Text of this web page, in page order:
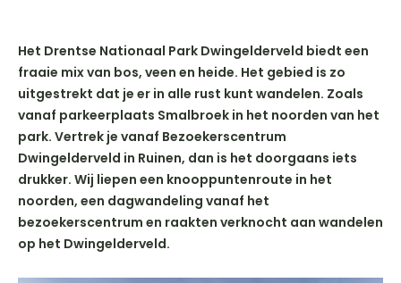
Het Drentse Nationaal Park Dwingelderveld biedt een
fraaie mix van bos, veen en heide. Het gebied is zo
uitgestrekt dat je er in alle rust kunt wandelen. Zoals
vanaf parkeerplaats Smalbroek in het noorden van het
park. Vertrek je vanaf Bezoekerscentrum
Dwingelderveld in Ruinen, dan is het doorgaans iets
drukker. Wij liepen een knooppuntenroute in het
noorden, een dagwandeling vanaf het
bezoekerscentrum en raakten verknocht aan wandelen
op het Dwingelderveld.